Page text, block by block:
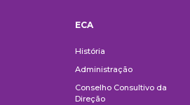
ECA
História
Administração
Conselho Consultivo da
Direção